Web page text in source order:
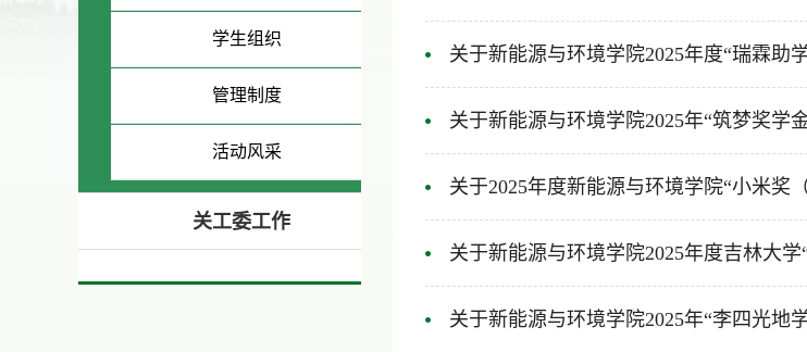
学生组织
管理制度
活动风采
关工委工作
关于新能源与环境学院2025年度“瑞霖助
关于新能源与环境学院2025年“筑梦奖学
关于2025年度新能源与环境学院“小米奖
关于新能源与环境学院2025年度吉林大
关于新能源与环境学院2025年“李四光地